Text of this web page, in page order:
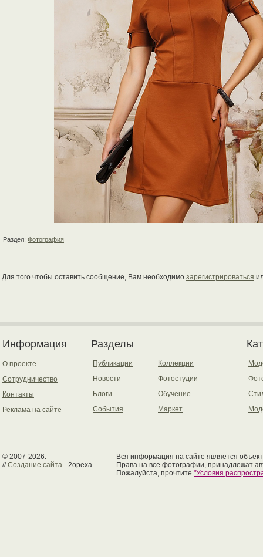
Раздел: Фотография
Для того чтобы оставить сообщение, Вам необходимо зарегистрироваться
Информация
О проекте
Сотрудничество
Контакты
Реклама на сайте
Разделы
Публикации
Новости
Блоги
События
Коллекции
Фотостудии
Обучение
Маркет
© 2007-2026.
//Создание сайта - 2opexa
Вся информация на сайте является
Права на все фотографии, принадлежат
Пожалуйста, прочтите "Условия